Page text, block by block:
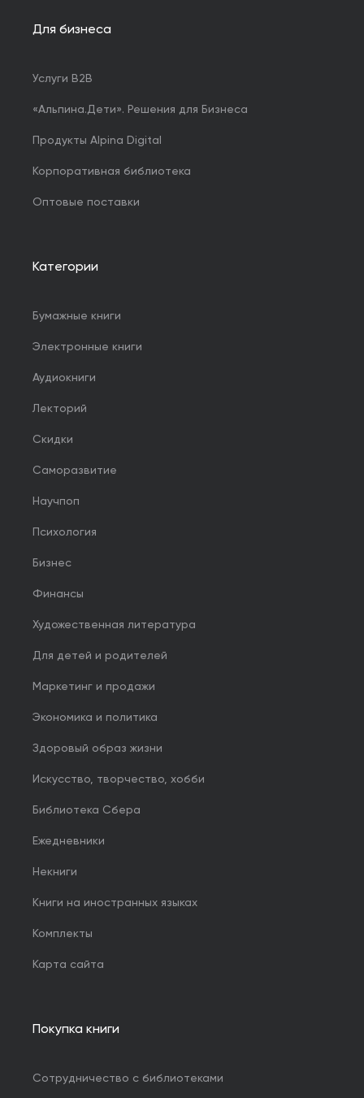
Для бизнеса
Услуги B2B
«Альпина.Дети». Решения для Бизнеса
Продукты Alpina Digital
Корпоративная библиотека
Оптовые поставки
Категории
Бумажные книги
Электронные книги
Аудиокниги
Лекторий
Скидки
Саморазвитие
Научпоп
Психология
Бизнес
Финансы
Художественная литература
Для детей и родителей
Маркетинг и продажи
Экономика и политика
Здоровый образ жизни
Искусство, творчество, хобби
Библиотека Сбера
Ежедневники
Некниги
Книги на иностранных языках
Комплекты
Карта сайта
Покупка книги
Сотрудничество с библиотеками